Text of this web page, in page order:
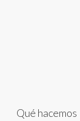
Qué hacemos